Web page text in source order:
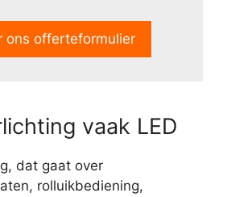
ons offerteformulier
vaak LED
dat gaat over
rolluikbediening,